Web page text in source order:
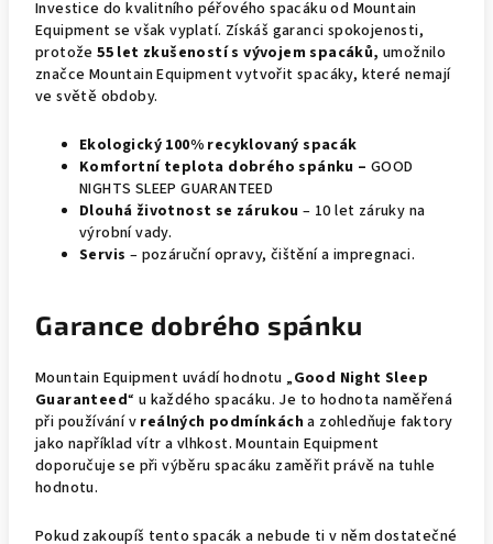
Investice do kvalitního péřového spacáku od Mountain
Equipment se však vyplatí. Získáš garanci spokojenosti,
protože 55 let zkušeností s vývojem spacáků, umožnilo
značce Mountain Equipment vytvořit spacáky, které nemají
ve světě obdoby.
Ekologický 100% recyklovaný spacák
Komfortní teplota dobrého spánku – GOOD
NIGHTS SLEEP GUARANTEED
Dlouhá životnost se zárukou – 10 let záruky na
výrobní vady.
Servis – pozáruční opravy, čištění a impregnaci.
Garance dobrého spánku
Mountain Equipment uvádí hodnotu „Good Night Sleep
Guaranteed“ u každého spacáku. Je to hodnota naměřená
při používání v reálných podmínkách a zohledňuje faktory
jako například vítr a vlhkost. Mountain Equipment
doporučuje se při výběru spacáku zaměřit právě na tuhle
hodnotu.
Pokud zakoupíš tento spacák a nebude ti v něm dostatečné